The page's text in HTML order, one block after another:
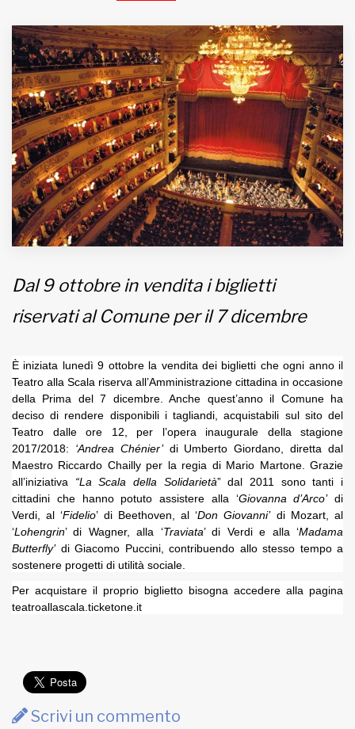
MUNICIPI
Inviateci le vostre segnalazioni
Iscriviti alla newsletter
www.viveremilano.info
Fondato e diretto da Enzo De
Bernardis
EDB edizioni - Via Brivio angolo C.
Informativa sulla privacy
Dal 9 ottobre in vendita i biglietti
riservati al Comune per il 7 dicembre
È iniziata lunedì 9 ottobre la vendita dei biglietti che ogni anno il
Teatro alla Scala riserva all’Amministrazione cittadina in occasione
della Prima del 7 dicembre. Anche quest’anno il Comune ha
deciso di rendere disponibili i tagliandi, acquistabili sul sito del
Teatro dalle ore 12, per l’opera inaugurale della stagione
2017/2018: ‘Andrea Chénier’di Umberto Giordano, diretta dal
Maestro Riccardo Chailly per la regia di Mario Martone. Grazie
all’iniziativa “La Scala della Solidarietà” dal 2011 sono tanti i
cittadini che hanno potuto assistere alla ‘Giovanna d’Arco’di
Verdi, al ‘Fidelio’ di Beethoven, al ‘Don Giovanni’di Mozart, al
‘Lohengrin’ di Wagner, alla ‘Traviata’ di Verdi e alla ‘Madama
Butterfly’di Giacomo Puccini, contribuendo allo stesso tempo a
sostenere progetti di utilità sociale.
Per acquistare il proprio biglietto bisogna accedere alla pagina
teatroallascala.ticketone.it
Scrivi un commento